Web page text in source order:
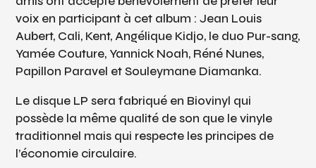
voix en participant à cet album : Jean Louis
Aubert, Cali, Kent, Angélique Kidjo, le duo Pur-sang,
Yamée Couture, Yannick Noah, Réné Nunes,
Papillon Paravel et Souleymane Diamanka.
Le disque LP sera fabriqué en Biovinyl qui
possède la même qualité de son que le vinyle
traditionnel mais qui respecte les principes de
l’économie circulaire.